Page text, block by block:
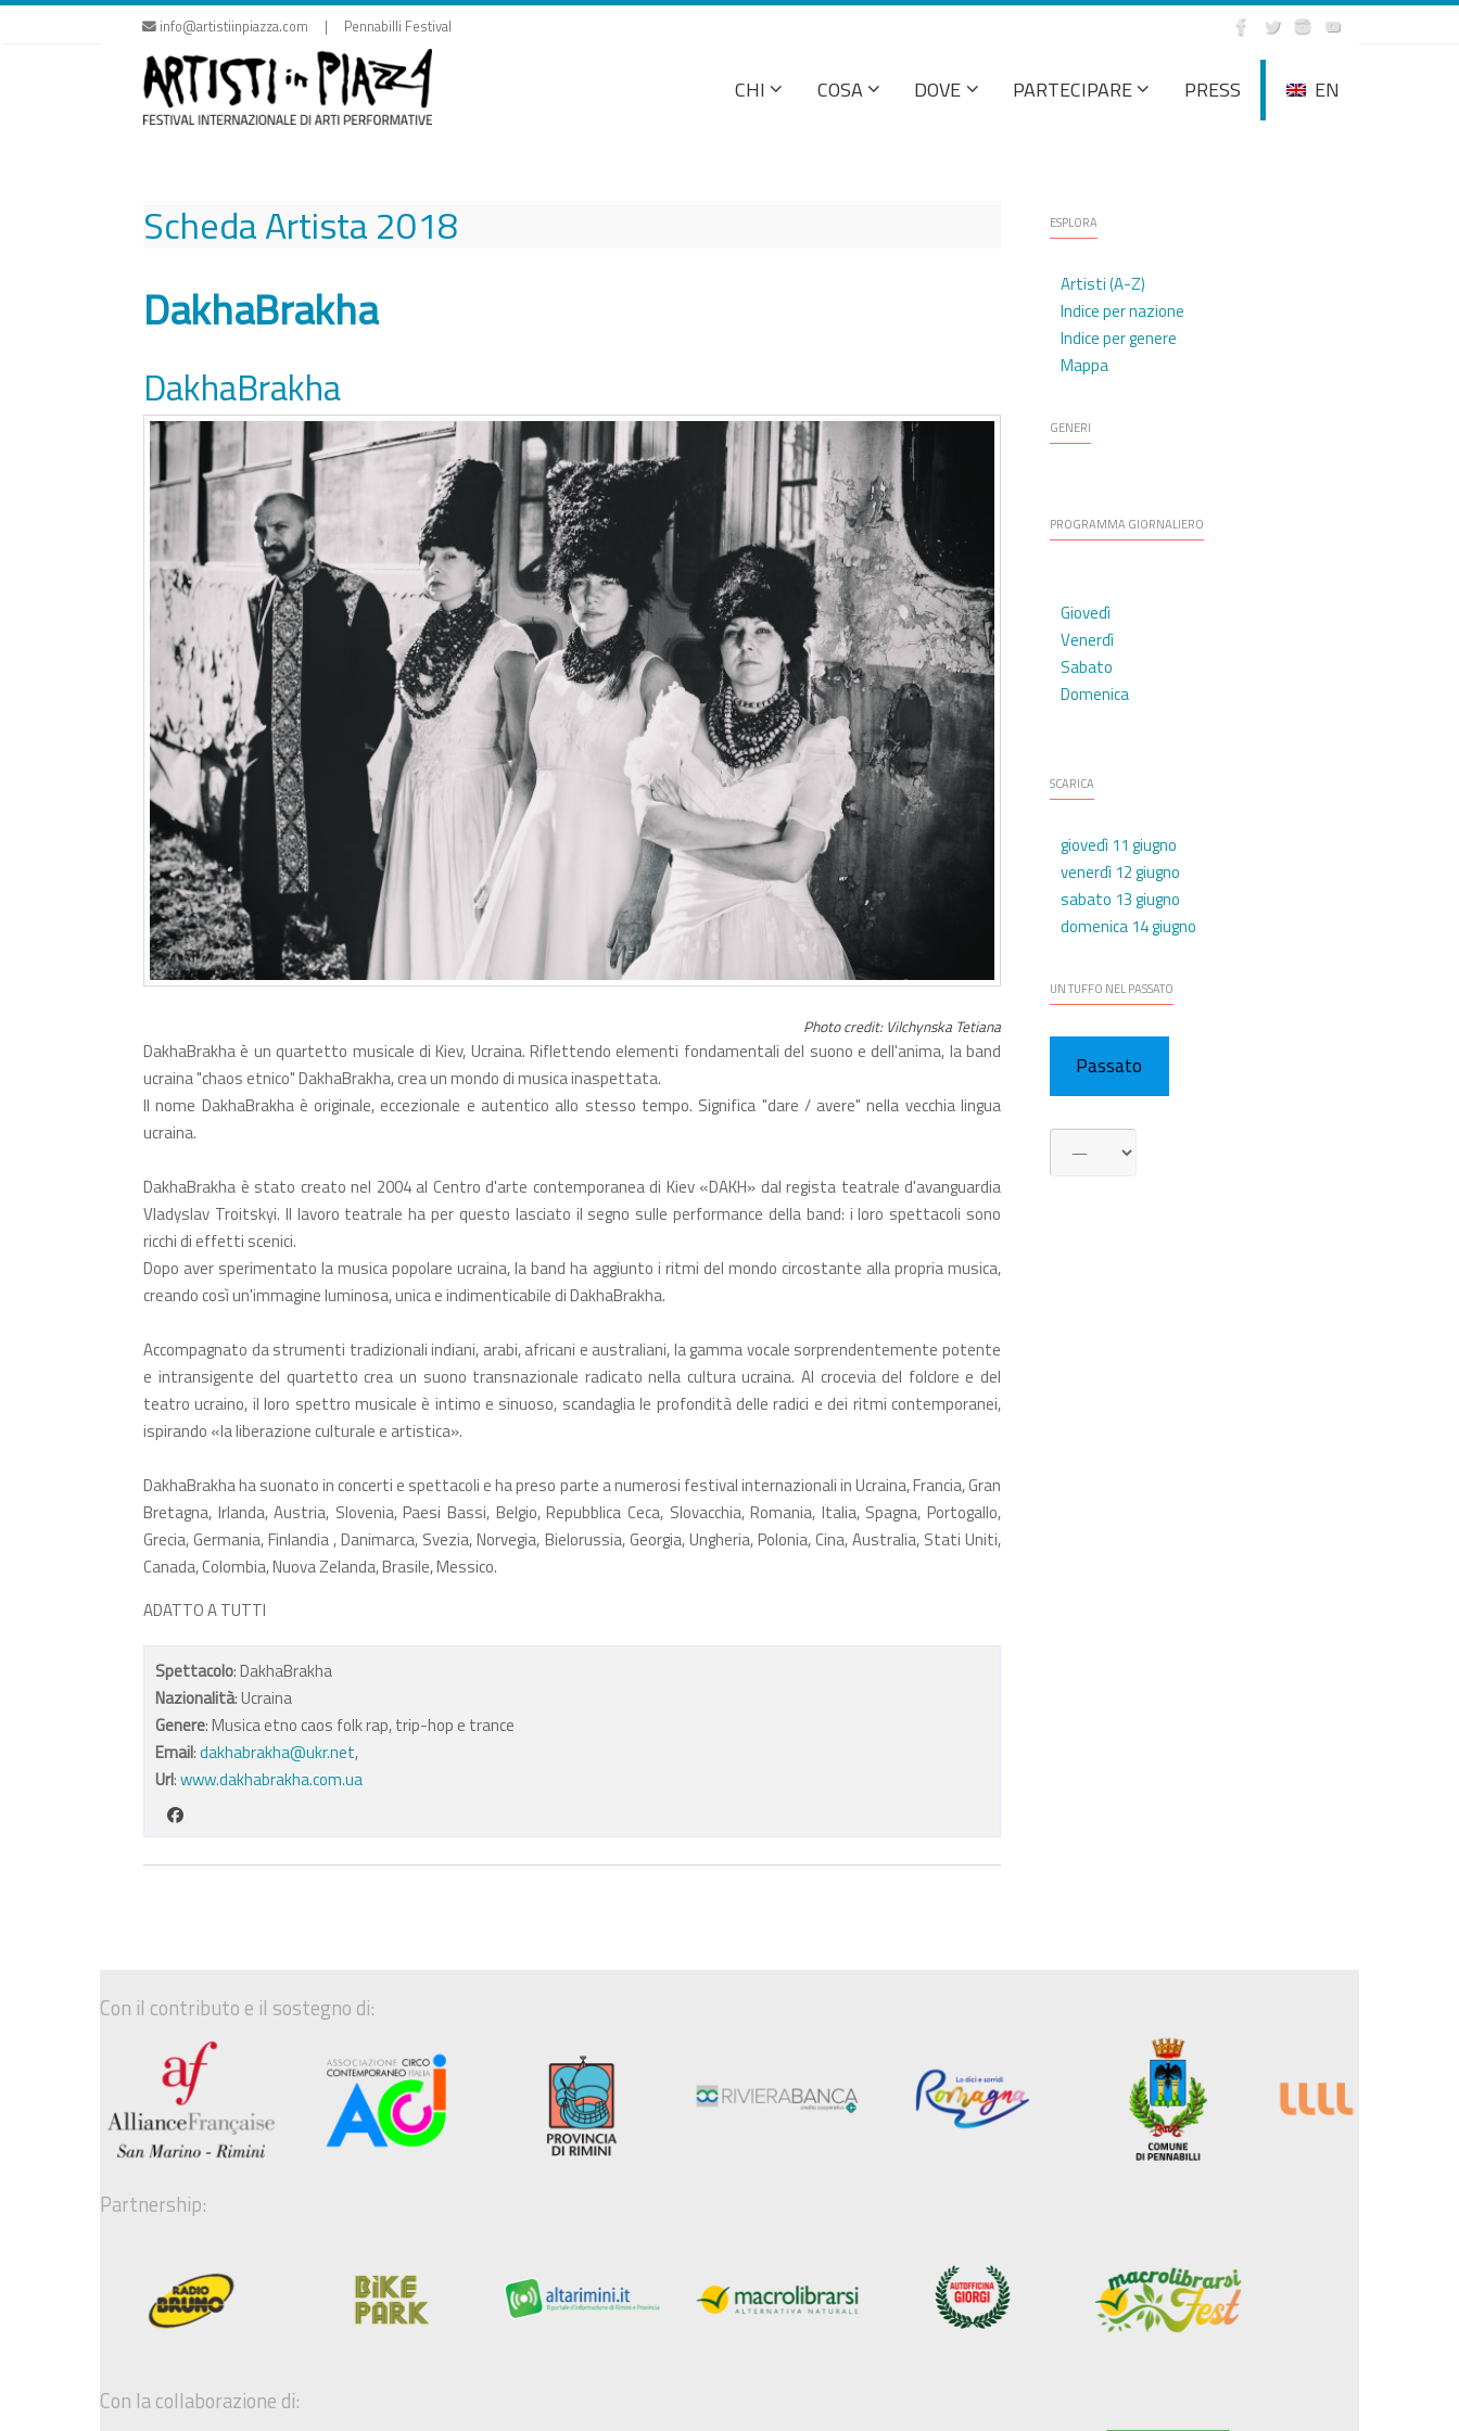
Vai
info@artistiinpiazza.com | Pennabilli Festival
CHI COSA DOVE PARTECIPARE PRESS EN
Scheda Artista2018
DakhaBrakha
DakhaBrakha
Photo credit: Vilchynska Tetiana
DakhaBrakha è un quartetto musicale di Kiev, Ucraina. Riflettendo elementi fondamentali del suono e dell'anima, la band
ucraina "chaos etnico" DakhaBrakha, crea un mondo di musica inaspettata.
Il nome DakhaBrakha è originale, eccezionale e autentico allo stesso tempo. Significa "dare / avere" nella vecchia lingua
ucraina.
DakhaBrakha è stato creato nel 2004 al Centro d'arte contemporanea di Kiev «DAKH» dal regista teatrale d'avanguardia
Vladyslav Troitskyi. Il lavoro teatrale ha per questo lasciato il segno sulle performance della band: i loro spettacoli sono
ricchi di effetti scenici.
Dopo aver sperimentato la musica popolare ucraina, la band ha aggiunto i ritmi del mondo circostante alla propria musica,
creando così un'immagine luminosa, unica e indimenticabile di DakhaBrakha.
Accompagnato da strumenti tradizionali indiani, arabi, africani e australiani, la gamma vocale sorprendentemente potente
e intransigente del quartetto crea un suono transnazionale radicato nella cultura ucraina. Al crocevia del folclore e del
teatro ucraino, il loro spettro musicale è intimo e sinuoso, scandaglia le profondità delle radici e dei ritmi contemporanei,
ispirando «la liberazione culturale e artistica».
DakhaBrakha ha suonato in concerti e spettacoli e ha preso parte a numerosi festival internazionali in Ucraina, Francia, Gran
Bretagna, Irlanda, Austria, Slovenia, Paesi Bassi, Belgio, Repubblica Ceca, Slovacchia, Romania, Italia, Spagna, Portogallo,
Grecia, Germania, Finlandia , Danimarca, Svezia, Norvegia, Bielorussia, Georgia, Ungheria, Polonia, Cina, Australia, Stati Uniti,
Canada, Colombia, Nuova Zelanda, Brasile, Messico.
ADATTO A TUTTI
Spettacolo: DakhaBrakha
Nazionalità: Ucraina
Genere: Musica etno caos folk rap, trip-hop e trance
Email:dakhabrakha@ukr.net,
Url:www.dakhabrakha.com.ua
ESPLORA
Artisti (A-Z)
Indice per nazione
Indice per genere
Mappa
GENERI
PROGRAMMA GIORNALIERO
Giovedì
Venerdì
Sabato
Domenica
SCARICA
giovedì 11 giugno
venerdì 12 giugno
sabato 13 giugno
domenica 14 giugno
UN TUFFO NEL PASSATO
Passato
Con il contributo e il sostegno di:
Partnership:
Con la collaborazione di: